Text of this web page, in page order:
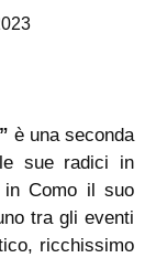
è una seconda
sue radici in
in Como il suo
tra gli eventi
ricchissimo